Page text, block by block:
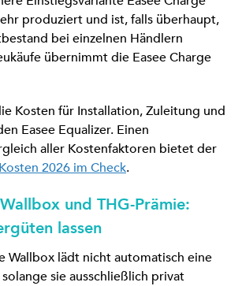
produziert und ist, falls überhaupt,
bei einzelnen Händlern
übernimmt die Easee Charge
Kosten für Installation, Zuleitung und
Easee Equalizer. Einen
aller Kostenfaktoren bietet der
2026 im Check.
und THG-Prämie:
lassen
Wallbox lädt nicht automatisch eine
solange sie ausschließlich privat